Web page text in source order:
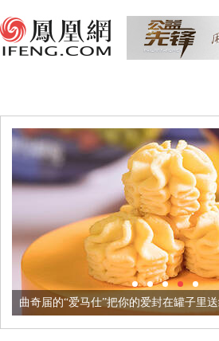
曲奇届的“爱马仕”把你的爱封在罐子里